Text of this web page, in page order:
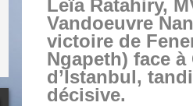
Leïa Ratahiry,
Vandoeuvre
victoire de
Ngapeth) face
d’Istanbul,
décisive.